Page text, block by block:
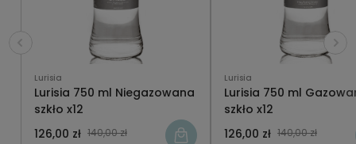
Lurisia
Lurisia 750 ml Niegazowana
szkło x12
126,00 zł 140,00 zł
Lurisia
Lurisia 750 ml
szkło x12
126,00 zł 140,00 zł